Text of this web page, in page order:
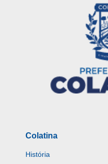
Colatina
História